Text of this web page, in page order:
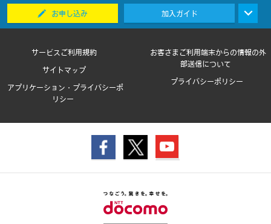
お申し込み 加入ガイド
サービスご利用規約
お客さまご利用端末からの情報の外
部送信について
サイトマップ
プライバシーポリシー
アプリケーション・プライバシーポ
リシー